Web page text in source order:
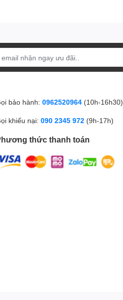
bảo hành: 0962520964 (10h-16h30)
khiếu nại: 090 2345 972 (9h-17h)
thức thanh toán